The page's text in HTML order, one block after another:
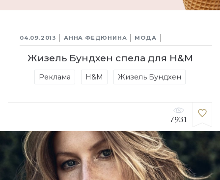
04.09.2013 АННА ФЕДЮНИНА МОДА
Жизель Бундхен спела для H&M
Реклама H&M Жизель Бундхен
7931